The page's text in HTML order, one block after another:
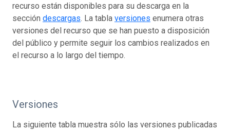
recurso están disponibles para su descarga en la
sección descargas. La tabla versiones enumera otras
versiones del recurso que se han puesto a disposición
del público y permite seguir los cambios realizados en
el recurso a lo largo del tiempo.
Versiones
La siguiente tabla muestra sólo las versiones publicadas